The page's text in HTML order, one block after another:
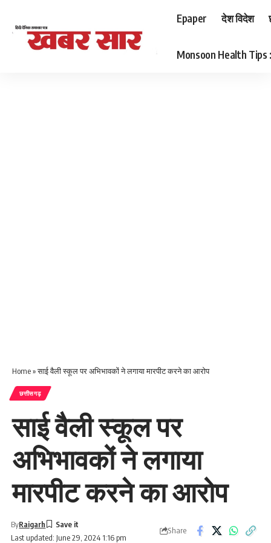
Epaper देश विदेश
Monsoon Health Tips :
Home»साई वैली स्कूल पर अभिभावकों ने लगाया मारपीट करने का आरोप
छत्तीसगढ़
साई वैली स्कूल पर
अभिभावकों ने लगाया
मारपीट करने का आरोप
Last updated: June 29, 2024 1:16 pm
ByRaigarh
Share